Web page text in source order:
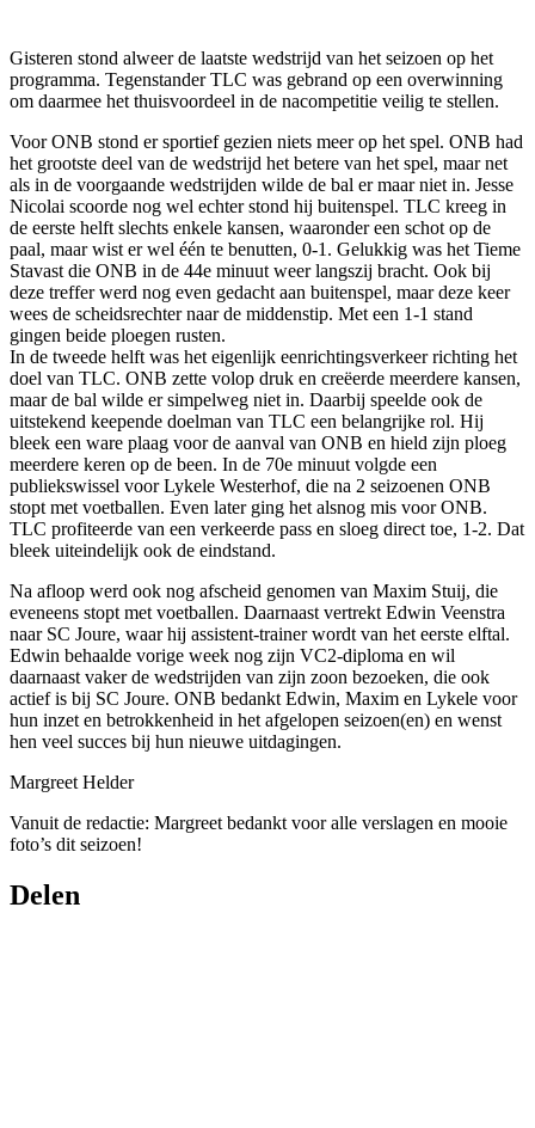
Gisteren stond alweer de laatste wedstrijd van het seizoen op het
programma. Tegenstander TLC was gebrand op een overwinning
om daarmee het thuisvoordeel in de nacompetitie veilig te stellen.
Voor ONB stond er sportief gezien niets meer op het spel. ONB had
het grootste deel van de wedstrijd het betere van het spel, maar net
als in de voorgaande wedstrijden wilde de bal er maar niet in. Jesse
Nicolai scoorde nog wel echter stond hij buitenspel. TLC kreeg in
de eerste helft slechts enkele kansen, waaronder een schot op de
paal, maar wist er wel één te benutten, 0-1. Gelukkig was het Tieme
Stavast die ONB in de 44e minuut weer langszij bracht. Ook bij
deze treffer werd nog even gedacht aan buitenspel, maar deze keer
wees de scheidsrechter naar de middenstip. Met een 1-1 stand
gingen beide ploegen rusten.
In de tweede helft was het eigenlijk eenrichtingsverkeer richting het
doel van TLC. ONB zette volop druk en creëerde meerdere kansen,
maar de bal wilde er simpelweg niet in. Daarbij speelde ook de
uitstekend keepende doelman van TLC een belangrijke rol. Hij
bleek een ware plaag voor de aanval van ONB en hield zijn ploeg
meerdere keren op de been. In de 70e minuut volgde een
publiekswissel voor Lykele Westerhof, die na 2 seizoenen ONB
stopt met voetballen. Even later ging het alsnog mis voor ONB.
TLC profiteerde van een verkeerde pass en sloeg direct toe, 1-2. Dat
bleek uiteindelijk ook de eindstand.
Na afloop werd ook nog afscheid genomen van Maxim Stuij, die
eveneens stopt met voetballen. Daarnaast vertrekt Edwin Veenstra
naar SC Joure, waar hij assistent-trainer wordt van het eerste elftal.
Edwin behaalde vorige week nog zijn VC2-diploma en wil
daarnaast vaker de wedstrijden van zijn zoon bezoeken, die ook
actief is bij SC Joure. ONB bedankt Edwin, Maxim en Lykele voor
hun inzet en betrokkenheid in het afgelopen seizoen(en) en wenst
hen veel succes bij hun nieuwe uitdagingen.
Margreet Helder
Vanuit de redactie: Margreet bedankt voor alle verslagen en mooie
foto’s dit seizoen!
Delen